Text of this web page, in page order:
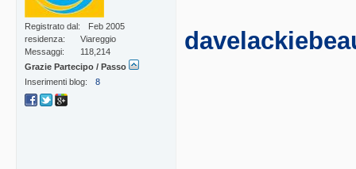
Registrato dal
Feb 2005
residenza
Viareggio
Messaggi
118,214
Grazie Partecipo / Passo
Inserimenti blog
8